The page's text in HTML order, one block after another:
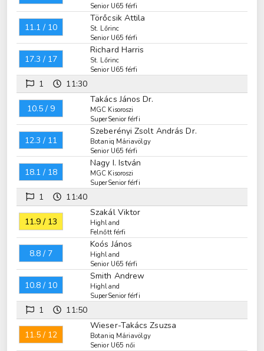
Senior U65 férfi
11.1 / 10
Törőcsik Attila
St. Lőrinc
Senior U65 férfi
17.3 / 17
Richard Harris
St. Lőrinc
Senior U65 férfi
1 11:30
10.5 / 9
Takács János Dr.
MGC Kisoroszi
SuperSenior férfi
12.3 / 11
Szeberényi Zsolt András Dr.
Botaniq Máriavölgy
Senior U65 férfi
18.1 / 18
Nagy I. István
MGC Kisoroszi
SuperSenior férfi
1 11:40
11.9 / 13
Szakál Viktor
Highland
Felnőtt férfi
8.8 / 7
Koós János
Highland
Senior U65 férfi
10.8 / 10
Smith Andrew
Highland
SuperSenior férfi
1 11:50
11.5 / 12
Wieser-Takács Zsuzsa
Botaniq Máriavölgy
Senior U65 női